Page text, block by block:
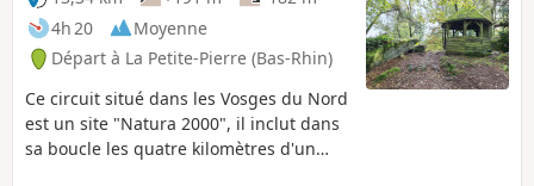
4h 20
Moyenne
Départ à La Petite-Pierre (Bas-Rhin)
Ce circuit situé dans les Vosges du Nord
est un site "Natura 2000", il inclut dans
sa boucle les quatre kilomètres d'un